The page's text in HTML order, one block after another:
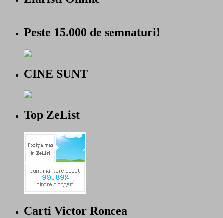
Peste 15.000 de semnaturi!
CINE SUNT
Top ZeList
Carti Victor Roncea